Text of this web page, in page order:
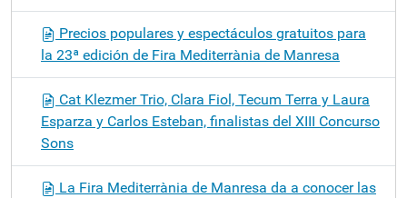
Precios populares y espectáculos gratuitos para
la 23ª edición de Fira Mediterrània de Manresa
Cat Klezmer Trio, Clara Fiol, Tecum Terra y Laura
Esparza y Carlos Esteban, finalistas del XIII Concurso
Sons
La Fira Mediterrània de Manresa da a conocer las